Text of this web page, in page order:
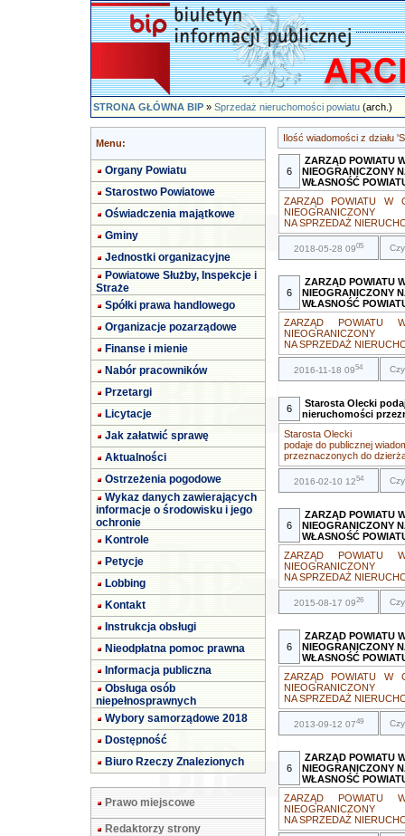
STRONA GŁÓWNA BIP»Sprzedaż nieruchomości powiatu(arch.)
Menu:
Organy Powiatu
Starostwo Powiatowe
Oświadczenia majątkowe
Gminy
Jednostki organizacyjne
Powiatowe Służby, Inspekcje i
Straże
Spółki prawa handlowego
Organizacje pozarządowe
Finanse i mienie
Nabór pracowników
Przetargi
Licytacje
Jak załatwić sprawę
Aktualności
Ostrzeżenia pogodowe
Wykaz danych zawierających
informacje o środowisku i jego
ochronie
Kontrole
Petycje
Lobbing
Kontakt
Instrukcja obsługi
Nieodpłatna pomoc prawna
Informacja publiczna
Obsługa osób
niepełnosprawnych
Wybory samorządowe 2018
Dostępność
Biuro Rzeczy Znalezionych
Prawo miejscowe
Redaktorzy strony
Ilość wiadomości z działu
6
ZARZĄD POWIATU
NIEOGRANICZONY
WŁASNOŚĆ
ZARZĄD POWIATU W
NIEOGRANICZONY
NA SPRZEDAŻ
2018-05-28 0905
6
ZARZĄD POWIATU
NIEOGRANICZONY
WŁASNOŚĆ
ZARZĄD POWIATU
NIEOGRANICZONY
NA SPRZEDAŻ
2016-11-18 0954
6
Starosta Olecki
nieruchomości
Starosta Olecki
podaje do publicznej
przeznaczonych do
2016-02-10 1254
6
ZARZĄD POWIATU
NIEOGRANICZONY
WŁASNOŚĆ
ZARZĄD POWIATU
NIEOGRANICZONY
NA SPRZEDAŻ
2015-08-17 0926
6
ZARZĄD POWIATU
NIEOGRANICZONY
WŁASNOŚĆ
ZARZĄD POWIATU W
NIEOGRANICZONY
NA SPRZEDAŻ
2013-09-12 0749
6
ZARZĄD POWIATU
NIEOGRANICZONY
WŁASNOŚĆ
ZARZĄD POWIATU
NIEOGRANICZONY
NA SPRZEDAŻ